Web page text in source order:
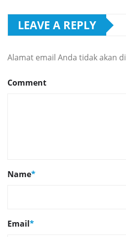
LEAVE A REPLY
Alamat email Anda tidak akan
Comment
Name*
Email*